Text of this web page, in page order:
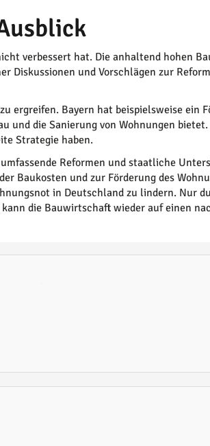
verbessert hat. Die anhaltend hohen
Diskussionen und Vorschlägen zur
ergreifen. Bayern hat beispielsweise ein
und die Sanierung von Wohnungen
Strategie haben.
Reformen und staatliche
Baukosten und zur Förderung des
in Deutschland zu lindern. Nur
die Bauwirtschaft wieder auf einen